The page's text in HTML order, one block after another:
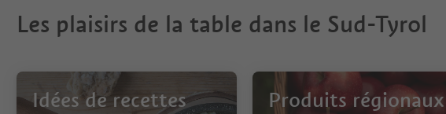
Les plaisirs de la table dans le Sud-Tyrol
Idées de recettes Produits régionaux